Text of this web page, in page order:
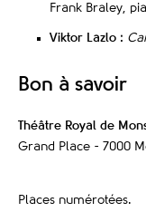
Frank Braley,
Viktor Lazlo :
Bon à savoir
Théâtre Royal de
Grand Place - 7000
Places numérotées.